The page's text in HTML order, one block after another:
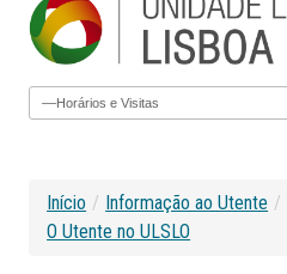
Início / Informação ao Utente /
O Utente no ULSLO